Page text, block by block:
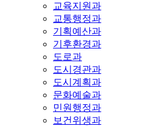
교육지원과
교통행정과
기획예산과
기후환경과
도로과
도시경관과
도시계획과
문화예술과
민원행정과
보건위생과